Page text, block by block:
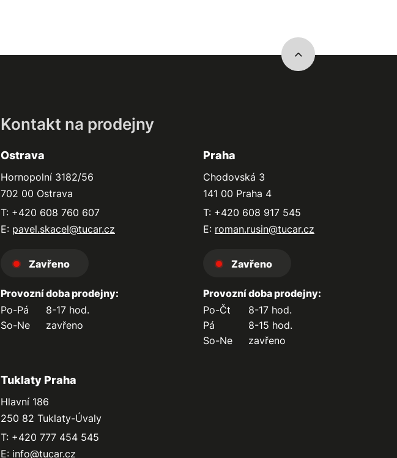
Kontakt na prodejny
Ostrava
Hornopolní 3182/56
702 00 Ostrava
T: +420 608 760 607
E: pavel.skacel@tucar.cz
Zavřeno
Provozní doba prodejny:
Po-Pá
8-17 hod.
So-Ne
zavřeno
Praha
Chodovská 3
141 00 Praha 4
T: +420 608 917 545
E: roman.rusin@tucar.cz
Zavřeno
Provozní doba prodejny:
Po-Čt
8-17 hod.
Pá
8-15 hod.
So-Ne
zavřeno
Tuklaty Praha
Hlavní 186
250 82 Tuklaty-Úvaly
T: +420 777 454 545
E: info@tucar.cz